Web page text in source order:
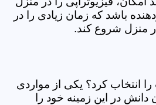
باشد که زمان زیادی را در
منزل شروع کند.
انتخاب کرد؟ یکی از مواردی
در این زمینه خود را